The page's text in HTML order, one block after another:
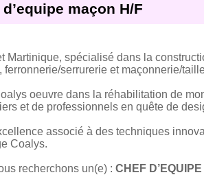
maçon H/F
Martinique, spécialisé dans la
serrurerie et maçonnerie/
oeuvre dans la réhabilitation de
et de professionnels en quête de
associé à des techniques
Coalys.
recherchons un(e) : CHEF